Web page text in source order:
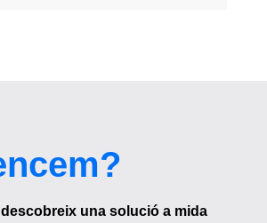
descobreix una solució a mida